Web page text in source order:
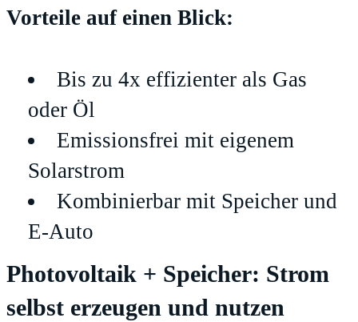
Vorteile auf einen Blick:
Bis zu 4x effizienter als Gas
oder Öl
Emissionsfrei mit eigenem
Solarstrom
Kombinierbar mit Speicher und
E-Auto
Photovoltaik + Speicher: Strom
selbst erzeugen und nutzen